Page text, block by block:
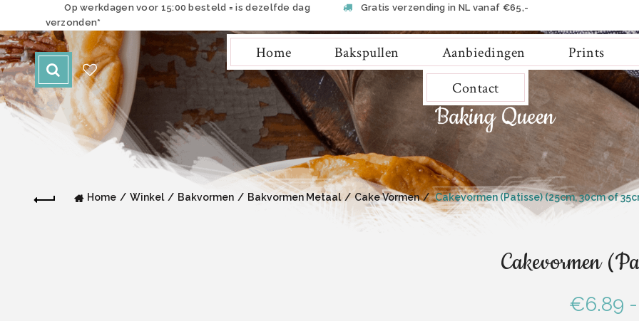
Op werkdagen voor 15:00 besteld = is dezelfde dag
verzonden*
Gratis verzending in NL vanaf €65,-
Home Bakspullen Aanbiedingen Prints
Contact
Home Winkel Bakvormen Bakvormen Metaal Cake Vormen Cakevormen (Patisse) (25cm, 30cm of
Cakevormen
€6.89 -